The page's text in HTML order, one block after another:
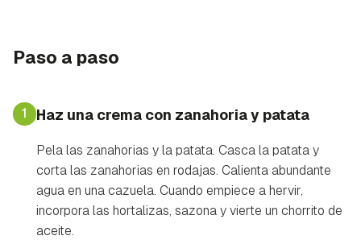
Paso a paso
1 Haz una crema con zanahoria y patata
Pela las zanahorias y la patata. Casca la patata y
corta las zanahorias en rodajas. Calienta abundante
agua en una cazuela. Cuando empiece a hervir,
incorpora las hortalizas, sazona y vierte un chorrito de
aceite.